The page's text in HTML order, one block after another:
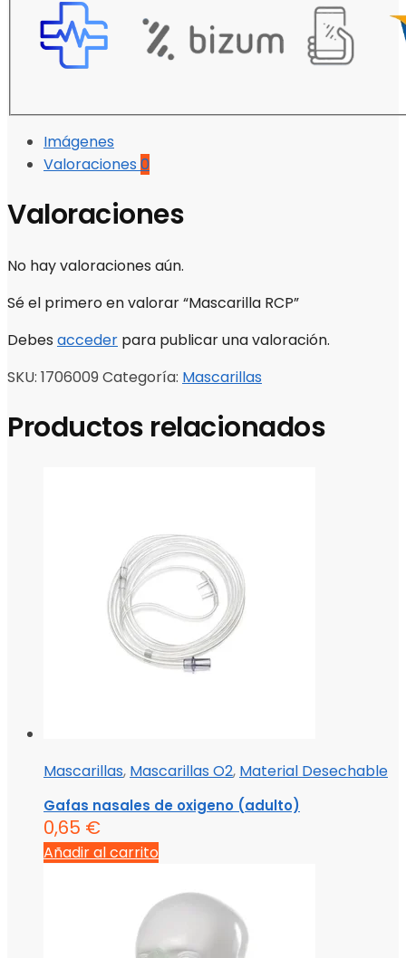
Imágenes
Valoraciones 0
Valoraciones
No hay valoraciones aún.
Sé el primero en valorar “Mascarilla RCP”
Debes acceder para publicar una valoración.
SKU: 1706009 Categoría: Mascarillas
Productos relacionados
Mascarillas, Mascarillas O2, Material Desechable
Gafas nasales de oxigeno (adulto)
0,65 €
Añadir al carrito